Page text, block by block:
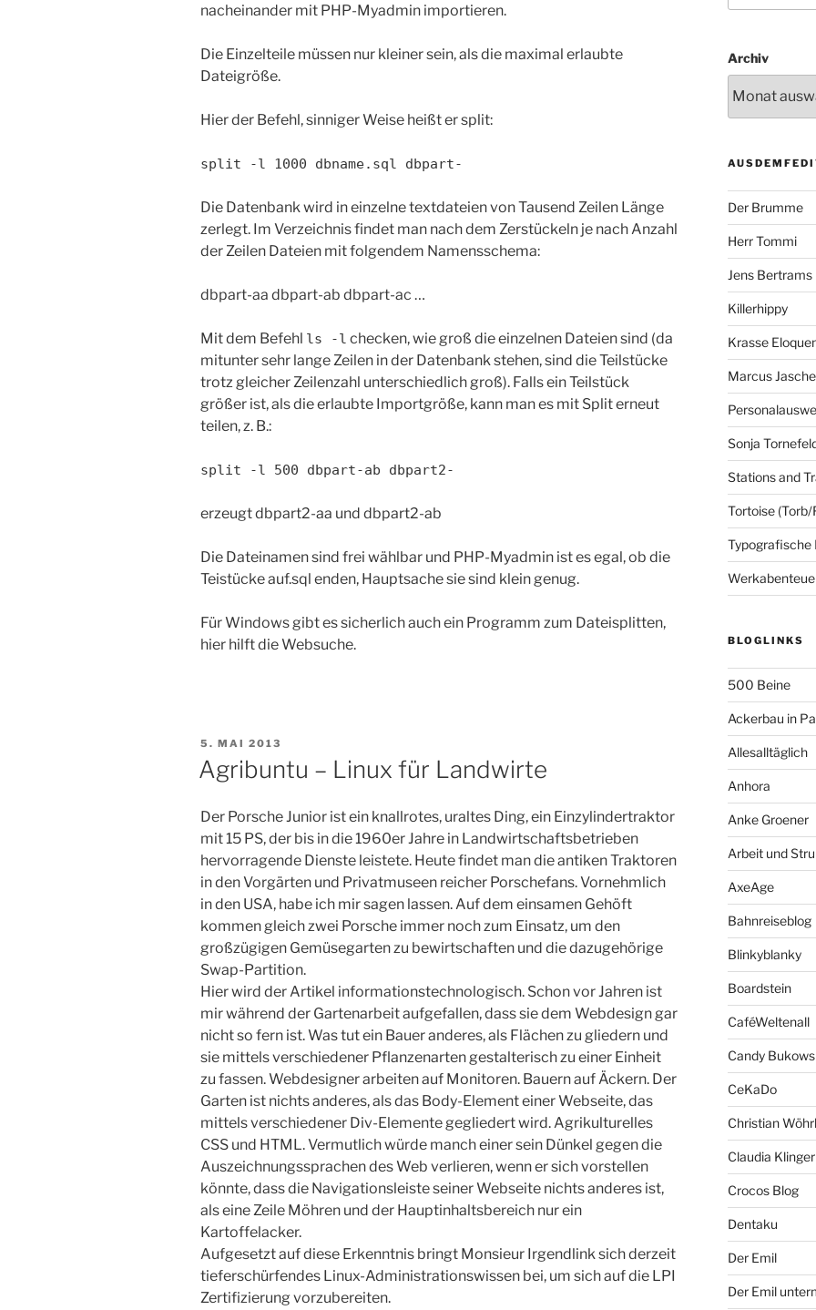
nacheinander mit PHP-Myadmin importieren.
Die Einzelteile müssen nur kleiner sein, als die maximal erlaubte
Dateigröße.
Hier der Befehl, sinniger Weise heißt er split:
split -l 1000 dbname.sql dbpart-
Die Datenbank wird in einzelne textdateien von Tausend Zeilen Länge
zerlegt. Im Verzeichnis findet man nach dem Zerstückeln je nach Anzahl
der Zeilen Dateien mit folgendem Namensschema:
dbpart-aa dbpart-ab dbpart-ac …
Mit dem Befehl ls -l checken, wie groß die einzelnen Dateien sind (da
mitunter sehr lange Zeilen in der Datenbank stehen, sind die Teilstücke
trotz gleicher Zeilenzahl unterschiedlich groß). Falls ein Teilstück
größer ist, als die erlaubte Importgröße, kann man es mit Split erneut
teilen, z. B.:
split -l 500 dbpart-ab dbpart2-
erzeugt dbpart2-aa und dbpart2-ab
Die Dateinamen sind frei wählbar und PHP-Myadmin ist es egal, ob die
Teistücke auf.sql enden, Hauptsache sie sind klein genug.
Für Windows gibt es sicherlich auch ein Programm zum Dateisplitten,
hier hilft die Websuche.
VERÖFFENTLICHT
5. MAI 2013
Agribuntu – Linux für Landwirte
Der Porsche Junior ist ein knallrotes, uraltes Ding, ein Einzylindertraktor
mit 15 PS, der bis in die 1960er Jahre in Landwirtschaftsbetrieben
hervorragende Dienste leistete. Heute findet man die antiken Traktoren
in den Vorgärten und Privatmuseen reicher Porschefans. Vornehmlich
in den USA, habe ich mir sagen lassen. Auf dem einsamen Gehöft
kommen gleich zwei Porsche immer noch zum Einsatz, um den
großzügigen Gemüsegarten zu bewirtschaften und die dazugehörige
Swap-Partition.
Hier wird der Artikel informationstechnologisch. Schon vor Jahren ist
mir während der Gartenarbeit aufgefallen, dass sie dem Webdesign gar
nicht so fern ist. Was tut ein Bauer anderes, als Flächen zu gliedern und
sie mittels verschiedener Pflanzenarten gestalterisch zu einer Einheit
zu fassen. Webdesigner arbeiten auf Monitoren. Bauern auf Äckern. Der
Garten ist nichts anderes, als das Body-Element einer Webseite, das
mittels verschiedener Div-Elemente gegliedert wird. Agrikulturelles
CSS und HTML. Vermutlich würde manch einer sein Dünkel gegen die
Auszeichnungssprachen des Web verlieren, wenn er sich vorstellen
könnte, dass die Navigationsleiste seiner Webseite nichts anderes ist,
als eine Zeile Möhren und der Hauptinhaltsbereich nur ein
Kartoffelacker.
Aufgesetzt auf diese Erkenntnis bringt Monsieur Irgendlink sich derzeit
tieferschürfendes Linux-Administrationswissen bei, um sich auf die LPI
Zertifizierung vorzubereiten.
Archiv
Der Brumme
Herr Tommi
Jens Bertrams
Killerhippy
Krasse
Marcus
Sonja
Stations and
Tortoise (Torb/
Typografische
BLOGLINKS
500 Beine
Ackerbau in
Allesalltäglich
Anhora
Anke Groener
Arbeit und
AxeAge
Bahnreiseblog
Blinkyblanky
Boardstein
CaféWeltenall
Candy
CeKaDo
Christian Wöhrl
Claudia Klinger
Crocos Blog
Dentaku
Der Emil
Der Emil